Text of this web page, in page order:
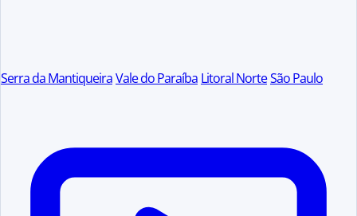
Serra da MantiqueiraVale do Paraíba Litoral NorteSão Paulo